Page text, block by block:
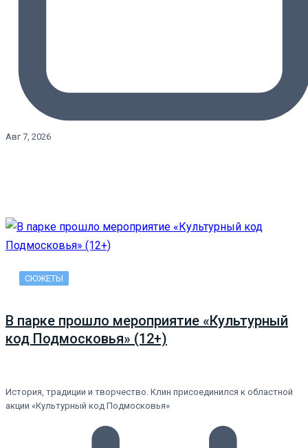
Авг 7, 2026
СЮЖЕТЫ
В парке прошло мероприятие «Культурный
код Подмосковья» (12+)
История, традиции и творчество. Клин присоединился к областной
акции «Культурный код Подмосковья»